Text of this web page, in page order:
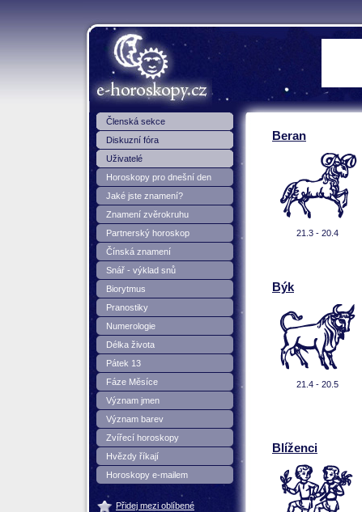
e-Horoskopy.cz
Beran
21.3 - 20.4
Býk
21.4 - 20.5
Blíženci
Členská sekce
Diskuzní fóra
Uživatelé
Horoskopy pro dnešní den
Jaké jste znamení?
Znamení zvěrokruhu
Partnerský horoskop
Čínská znamení
Snář - výklad snů
Biorytmus
Pranostiky
Numerologie
Délka života
Pátek 13
Fáze Měsíce
Význam jmen
Význam barev
Zvířecí horoskopy
Hvězdy říkají
Horoskopy e-mailem
Přidej mezi oblíbené